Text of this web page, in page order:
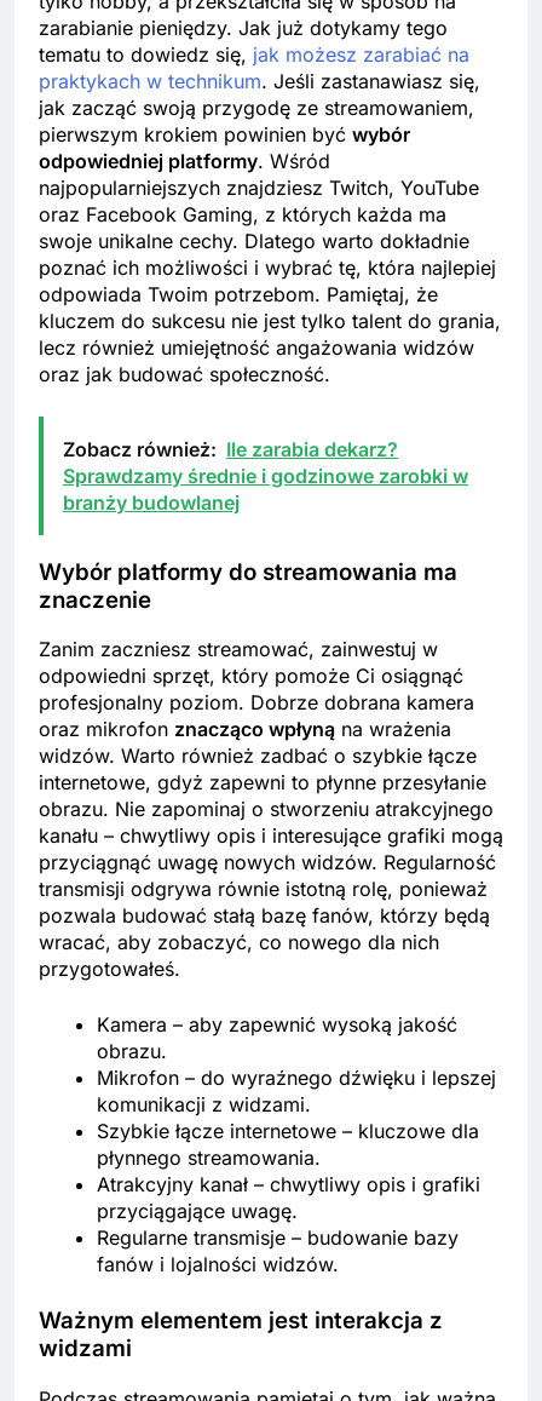
zarabianie pieniędzy. Jak już dotykamy tego
tematu to dowiedz się, jak możesz zarabiać na
praktykach w technikum. Jeśli zastanawiasz się,
jak zacząć swoją przygodę ze streamowaniem,
pierwszym krokiem powinien być wybór
odpowiedniej platformy. Wśród
najpopularniejszych znajdziesz Twitch, YouTube
oraz Facebook Gaming, z których każda ma
swoje unikalne cechy. Dlatego warto dokładnie
poznać ich możliwości i wybrać tę, która najlepiej
odpowiada Twoim potrzebom. Pamiętaj, że
kluczem do sukcesu nie jest tylko talent do grania,
lecz również umiejętność angażowania widzów
oraz jak budować społeczność.
Zobacz również: Ile zarabia dekarz?
Sprawdzamy średnie i godzinowe zarobki w
branży budowlanej
Wybór platformy do streamowania ma
znaczenie
Zanim zaczniesz streamować, zainwestuj w
odpowiedni sprzęt, który pomoże Ci osiągnąć
profesjonalny poziom. Dobrze dobrana kamera
oraz mikrofon znacząco wpłyną na wrażenia
widzów. Warto również zadbać o szybkie łącze
internetowe, gdyż zapewni to płynne przesyłanie
obrazu. Nie zapominaj o stworzeniu atrakcyjnego
kanału – chwytliwy opis i interesujące grafiki mogą
przyciągnąć uwagę nowych widzów. Regularność
transmisji odgrywa równie istotną rolę, ponieważ
pozwala budować stałą bazę fanów, którzy będą
wracać, aby zobaczyć, co nowego dla nich
przygotowałeś.
Kamera – aby zapewnić wysoką jakość
obrazu.
Mikrofon – do wyraźnego dźwięku i lepszej
komunikacji z widzami.
Szybkie łącze internetowe – kluczowe dla
płynnego streamowania.
Atrakcyjny kanał – chwytliwy opis i grafiki
przyciągające uwagę.
Regularne transmisje – budowanie bazy
fanów i lojalności widzów.
Ważnym elementem jest interakcja z
widzami